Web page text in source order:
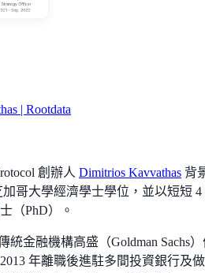
| Rootdata
創辦人 Dimitrios Kavvathas 背
哥大學經濟學士學位，並以短短 4
（PhD）。
統金融機構高盛（Goldman Sachs
年離職後進駐多間投資銀行及